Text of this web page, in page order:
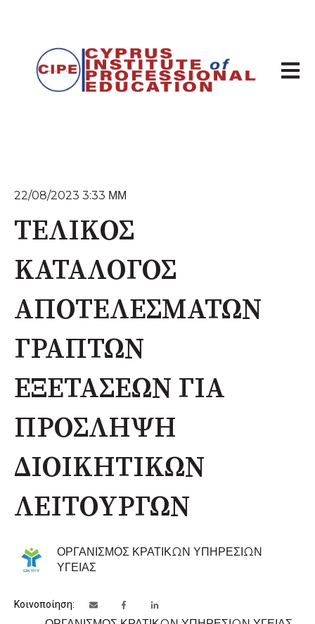
22/08/2023 3:33 ΜΜ
ΤΕΛΙΚΟΣ
ΚΑΤΑΛΟΓΟΣ
ΑΠΟΤΕΛΕΣΜΑΤΩΝ
ΓΡΑΠΤΩΝ
ΕΞΕΤΑΣΕΩΝ ΓΙΑ
ΠΡΟΣΛΗΨΗ
ΔΙΟΙΚΗΤΙΚΩΝ
ΛΕΙΤΟΥΡΓΩΝ
ΟΡΓΑΝΙΣΜΟΣ ΚΡΑΤΙΚΩΝ ΥΠΗΡΕΣΙΩΝ
ΥΓΕΙΑΣ
Κοινοποίηση: